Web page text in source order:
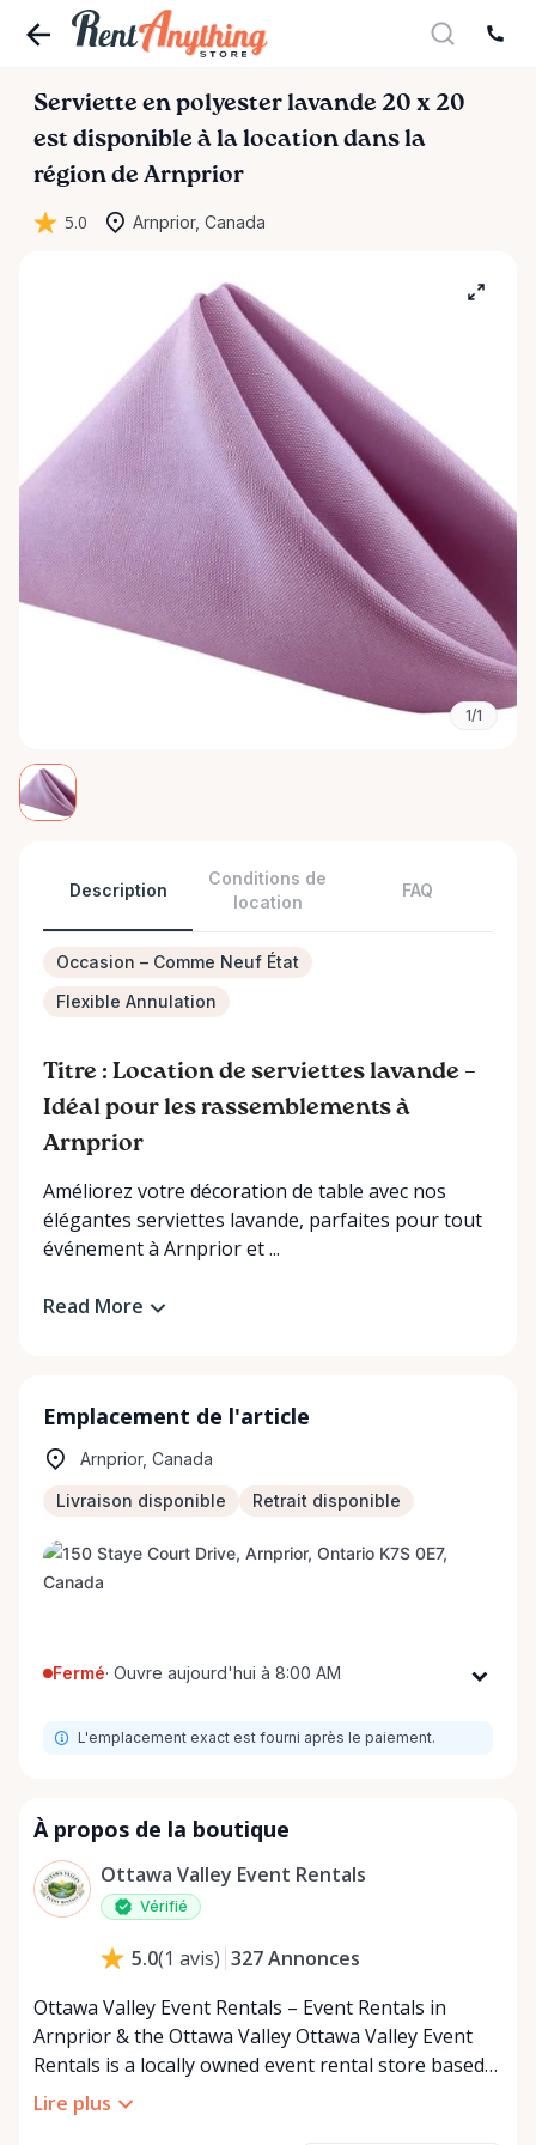
Serviette en polyester lavande 20 x 20
est disponible à la location dans la
région de Arnprior
5.0 Arnprior, Canada
1/1
Description
Conditions de
location
FAQ
Occasion – Comme Neuf État
Flexible Annulation
Titre : Location de serviettes lavande –
Idéal pour les rassemblements à
Arnprior
Améliorez votre décoration de table avec nos
élégantes serviettes lavande, parfaites pour tout
événement à Arnprior et ...
Read More
Emplacement de l'article
Arnprior, Canada
Livraison disponible Retrait disponible
Fermé· Ouvre aujourd'hui à 8:00 AM
Mardi
8:00 AM - 8:00 PM
Samedi
8:00 AM - 8:00 PM
Dimanche
L'emplacement exact est fourni après le paiement.
À propos de la boutique
Ottawa Valley Event Rentals
Vérifié
5.0(1 avis) 327Annonces
Ottawa Valley Event Rentals – Event Rentals in
Arnprior & the Ottawa Valley Ottawa Valley Event
Rentals is a locally owned event rental store based
in Arnprior, Ontario, proudly serving the Ottawa
Valley and surrounding communities. We help make
Lire plus